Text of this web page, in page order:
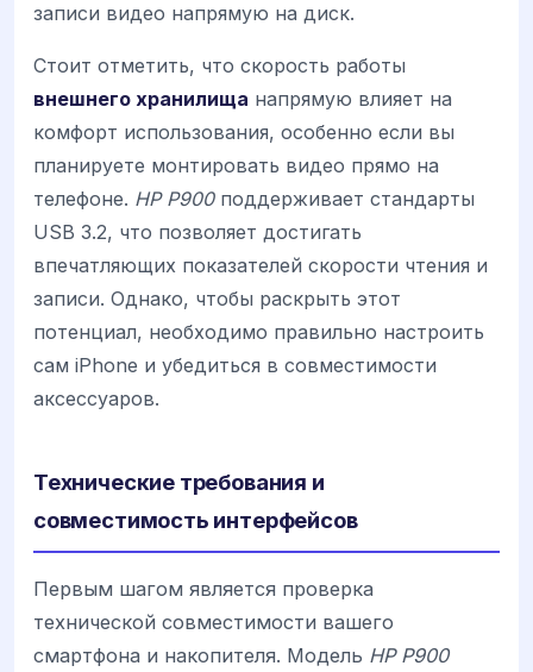
записи видео напрямую на диск.
Стоит отметить, что скорость работы
внешнего хранилища напрямую влияет на
комфорт использования, особенно если вы
планируете монтировать видео прямо на
телефоне. HP P900поддерживает стандарты
USB 3.2, что позволяет достигать
впечатляющих показателей скорости чтения и
записи. Однако, чтобы раскрыть этот
потенциал, необходимо правильно настроить
сам iPhone и убедиться в совместимости
аксессуаров.
Технические требования и
совместимость интерфейсов
Первым шагом является проверка
технической совместимости вашего
смартфона и накопителя. Модель HP P900